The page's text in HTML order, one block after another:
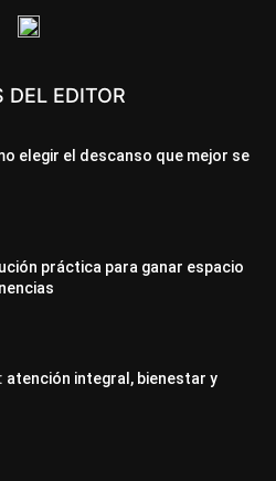
DEL EDITOR
elegir el descanso que mejor se
práctica para ganar espacio
atención integral, bienestar y